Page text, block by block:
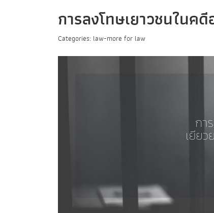
การลงโทษเยาวชนในค
Categories: law-more for law